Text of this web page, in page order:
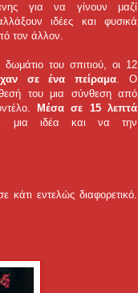
για να γίνουν μαζί
ιδέες και φυσικά
τον άλλον.
του σπιτιού, οι 12
σε ένα πείραμα. Ο
του μια σύνθεση από
Μέσα σε 15 λεπτά
μια ιδέα και να την
εντελώς διαφορετικό.